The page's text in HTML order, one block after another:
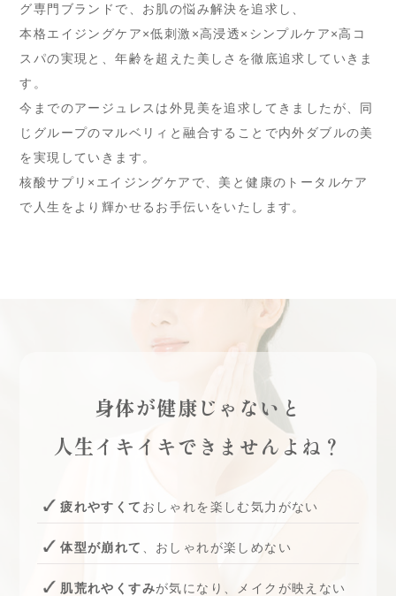
グ専門ブランドで、お肌の悩み解決を追求し、
本格エイジングケア×低刺激×高浸透×シンプルケア×高コ
スパの実現と、年齢を超えた美しさを徹底追求していきま
す。
今までのアージュレスは外見美を追求してきましたが、同
じグループのマルベリィと融合することで内外ダブルの美
を実現していきます。
核酸サプリ×エイジングケアで、美と健康のトータルケア
で人生をより輝かせるお手伝いをいたします。
身体が健康じゃないと
人生イキイキできませんよね？
疲れやすくて おしゃれを楽しむ気力がない
体型が崩れて 、おしゃれが楽しめない
肌荒れやくすみが気になり、メイクが映えない